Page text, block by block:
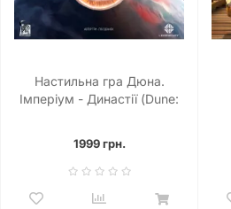
Настильна гра Дюна.
Імперіум - Династії (Dune:
1999 грн.